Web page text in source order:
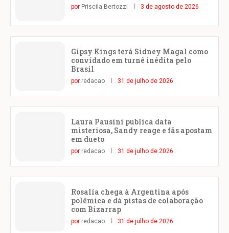
por Priscila Bertozzi 3 de agosto de 2026
Gipsy Kings terá Sidney Magal como
convidado em turnê inédita pelo
Brasil
por redacao 31 de julho de 2026
Laura Pausini publica data
misteriosa, Sandy reage e fãs apostam
em dueto
por redacao 31 de julho de 2026
Rosalía chega à Argentina após
polêmica e dá pistas de colaboração
com Bizarrap
por redacao 31 de julho de 2026